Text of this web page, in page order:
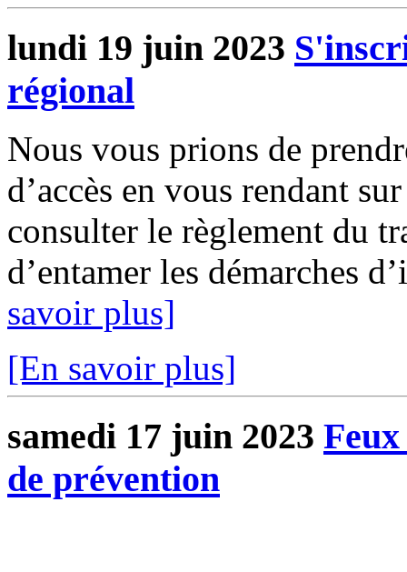
lundi 19 juin 2023
régional
Nous vous prions de
d’accès en vous rendant
consulter le règlement du
d’entamer les démarches
savoir plus]
[En savoir plus]
samedi 17 juin 2023
de prévention